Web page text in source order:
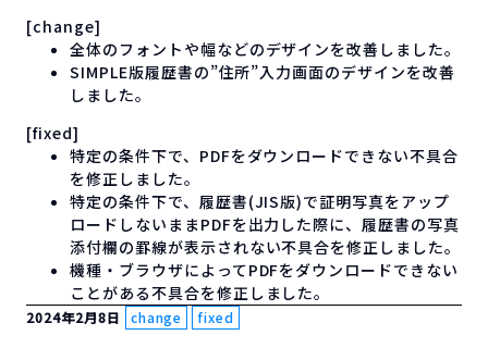
[change]
全体のフォントや幅などのデザインを改善しました。
SIMPLE版履歴書の”住所”入力画面のデザインを改善
しました。
[fixed]
特定の条件下で、PDFをダウンロードできない不具合
を修正しました。
特定の条件下で、履歴書(JIS版)で証明写真をアップ
ロードしないままPDFを出力した際に、履歴書の写真
添付欄の罫線が表示されない不具合を修正しました。
機種・ブラウザによってPDFをダウンロードできない
ことがある不具合を修正しました。
2024年2月8日 change fixed